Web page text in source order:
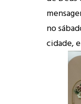
no
cidade,